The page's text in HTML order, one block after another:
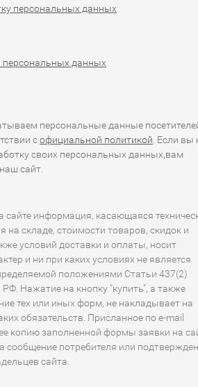
персональных данных
персональных данных
персональные данные
софициальной политикой . Если вы
своих персональных данных,вам
сайт.
сайте информация, касающаяся
на складе, стоимости товаров, скидок и
условий доставки и оплаты, носит
и ни при каких условиях не является
положениями Статьи 437(2)
Нажатие на кнопку "купить", а также
тех или иных форм, не накладывает на
обязательств. Присланное по e-mail
копию заполненной формы заявки на
сообщение потребителя или
сайта.